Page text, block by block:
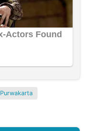
Purwakarta